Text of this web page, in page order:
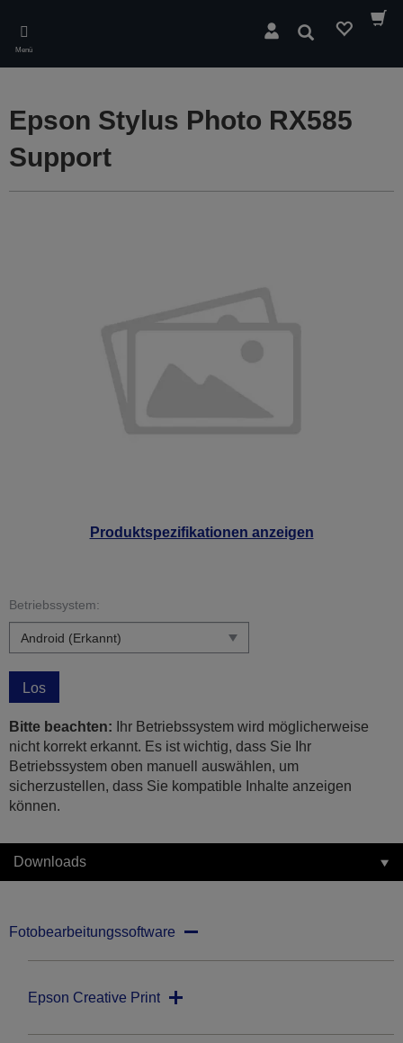
main
content
Menü
Suchen
Produktspezifikationen anzeigen
Epson Stylus Photo RX585
Support
Betriebssystem:
Los
Bitte beachten: Ihr Betriebssystem wird möglicherweise
nicht korrekt erkannt. Es ist wichtig, dass Sie Ihr
Betriebssystem oben manuell auswählen, um
sicherzustellen, dass Sie kompatible Inhalte anzeigen
können.
Downloads
Fotobearbeitungssoftware
Epson Creative Print